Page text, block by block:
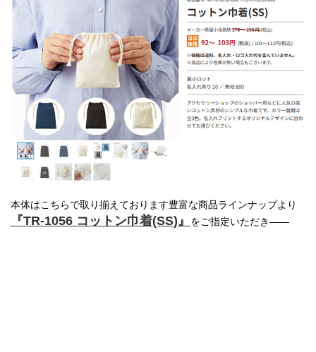
本体はこちらで取り揃えております豊富な商品ラインナップより
『TR-1056 コットン巾着(SS)』 をご指定いただき――